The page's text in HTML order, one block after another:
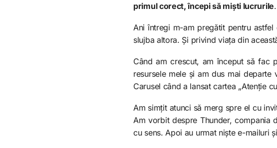
primul corect, începi să miști lucrurile.
Ani întregi m-am pregătit pentru
slujba altora. Și privind viața din
Când am crescut, am început să fac
resursele mele și am dus mai
Carusel când a lansat cartea „Atenție
Am simțit atunci să merg spre el cu
Am vorbit despre Thunder,
cu sens. Apoi au urmat niște e-mailuri